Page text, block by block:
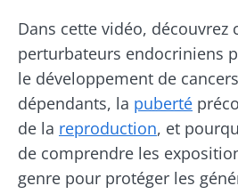
Dans cette vidéo, découvrez
perturbateurs endocriniens
le développement de
dépendants, la puberté
de la reproduction, et
de comprendre les
genre pour protéger les
Vous êtes
plutôt
yaourt,
fromage
blanc ou
skyr ? Ces
spécialités
laitières
ont un
et fertilité :
une
explorer
Lire